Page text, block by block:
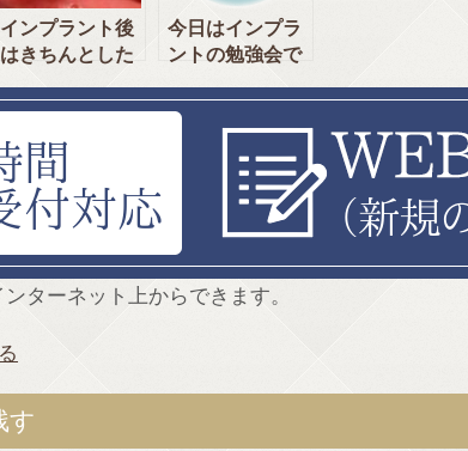
インプラント後
はきちんとした
が必要です。
けむら歯科 神
田・新日本橋]
今日はインプラ
ントの勉強会で
通りいけむら歯
科 神田駅・新
日本橋駅]
ターネット上からできます。
す